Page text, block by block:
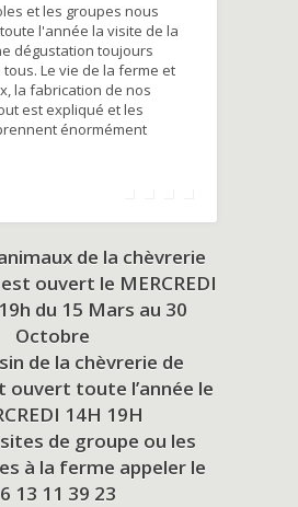
et les groupes nous
l'année la visite de la
dégustation toujours
Le vie de la ferme et
la fabrication de nos
est expliqué et les
énormément
de la chèvrerie
ouvert le MERCREDI
du 15 Mars au 30
Octobre
de la chèvrerie de
ouvert toute l’année le
14H 19H
de groupe ou les
à la ferme appeler le
13 11 39 23